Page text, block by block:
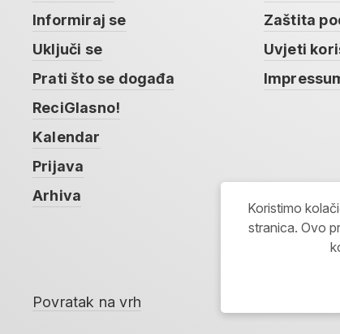
Informiraj se
Uključi se
Prati što se događa
ReciGlasno!
Kalendar
Prijava
Arhiva
Zaštita
Uvjeti
Povratak na vrh
Koristimo
stranica. Ovo